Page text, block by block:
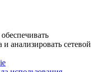
анализировать сетевой